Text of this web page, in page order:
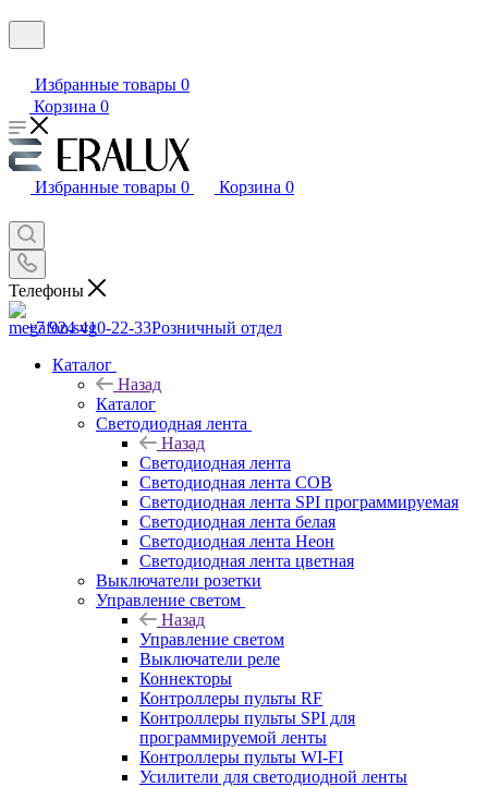
Избранные товары 0
Корзина 0
Избранные товары 0 Корзина 0
Телефоны
+7 924 410-22-33Розничный отдел
Каталог
Назад
Каталог
Светодиодная лента
Назад
Светодиодная лента
Светодиодная лента COB
Светодиодная лента SPI программируемая
Светодиодная лента белая
Светодиодная лента Неон
Светодиодная лента цветная
Выключатели розетки
Управление светом
Назад
Управление светом
Выключатели реле
Коннекторы
Контроллеры пульты RF
Контроллеры пульты SPI для
программируемой ленты
Контроллеры пульты WI-FI
Усилители для светодиодной ленты